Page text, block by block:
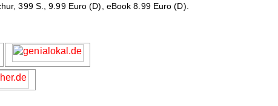
399 S., 9.99 Euro (D), eBook 8.99 Euro (D).